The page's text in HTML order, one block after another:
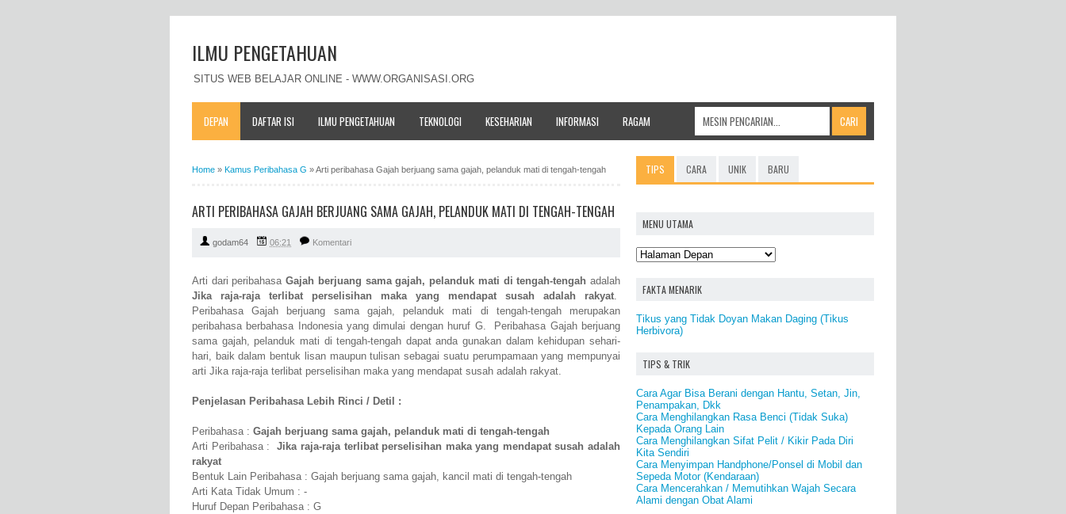
ILMU PENGETAHUAN
SITUS WEB BELAJAR ONLINE - WWW.ORGANISASI.ORG
DEPAN DAFTAR ISI ILMU PENGETAHUAN TEKNOLOGI KESEHARIAN INFORMASI RAGAM
Home » Kamus Peribahasa G »Arti peribahasa Gajah berjuang sama gajah, pelanduk mati di tengah-tengah
ARTI PERIBAHASA GAJAH BERJUANG SAMA GAJAH, PELANDUK MATI DI TENGAH-TENGAH
godam64 06:21 Komentari
Arti dari peribahasaGajah berjuang sama gajah, pelanduk mati di tengah-tengahadalah
Jika raja-raja terlibat perselisihan maka yang mendapat susah adalah rakyat.
Peribahasa Gajah berjuang sama gajah, pelanduk mati di tengah-tengah merupakan
peribahasa berbahasa Indonesia yang dimulai dengan huruf G. Peribahasa Gajah berjuang
sama gajah, pelanduk mati di tengah-tengah dapat anda gunakan dalam kehidupan sehari-
hari, baik dalam bentuk lisan maupun tulisan sebagai suatu perumpamaan yang mempunyai
arti Jika raja-raja terlibat perselisihan maka yang mendapat susah adalah rakyat.
Penjelasan Peribahasa Lebih Rinci / Detil :
Peribahasa : Gajah berjuang sama gajah, pelanduk mati di tengah-tengah
Arti Peribahasa :Jika raja-raja terlibat perselisihan maka yang mendapat susah adalah
rakyat
Bentuk Lain Peribahasa : Gajah berjuang sama gajah, kancil mati di tengah-tengah
Arti Kata Tidak Umum : -
Huruf Depan Peribahasa : G
TIPS CARA UNIK BARU
MENU UTAMA
FAKTA MENARIK
Tikus yang Tidak Doyan Makan Daging (Tikus
Herbivora)
TIPS & TRIK
Cara Agar Bisa Berani dengan Hantu, Setan, Jin,
Penampakan, Dkk
Cara Menghilangkan Rasa Benci (Tidak Suka)
Kepada Orang Lain
Cara Menghilangkan Sifat Pelit / Kikir Pada Diri
Kita Sendiri
Cara Menyimpan Handphone/Ponsel di Mobil dan
Sepeda Motor (Kendaraan)
Cara Mencerahkan / Memutihkan Wajah Secara
Alami dengan Obat Alami